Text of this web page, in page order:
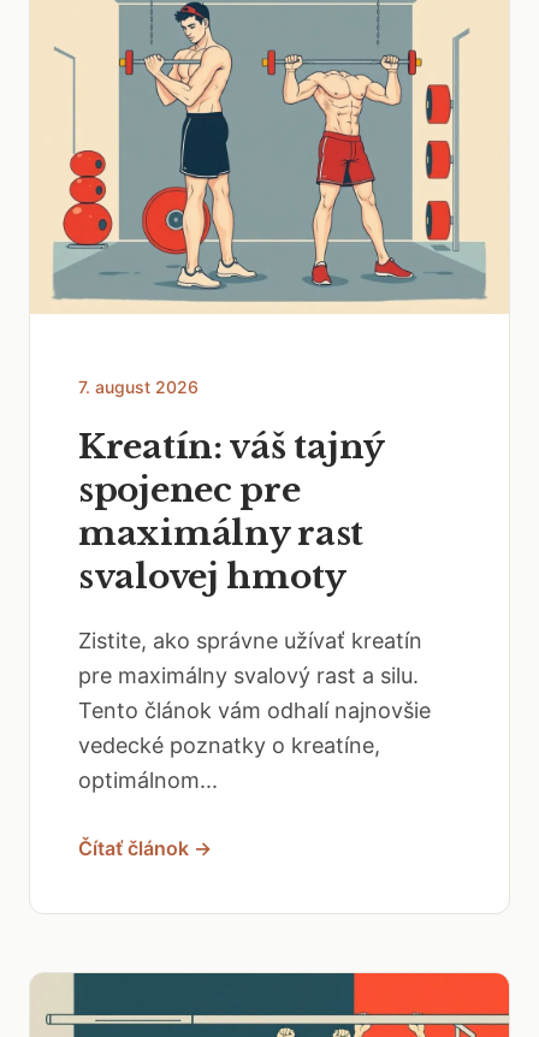
7. august 2026
Kreatín: váš tajný
spojenec pre
maximálny rast
svalovej hmoty
Zistite, ako správne užívať kreatín
pre maximálny svalový rast a silu.
Tento článok vám odhalí najnovšie
vedecké poznatky o kreatíne,
optimálnom...
Čítať článok →